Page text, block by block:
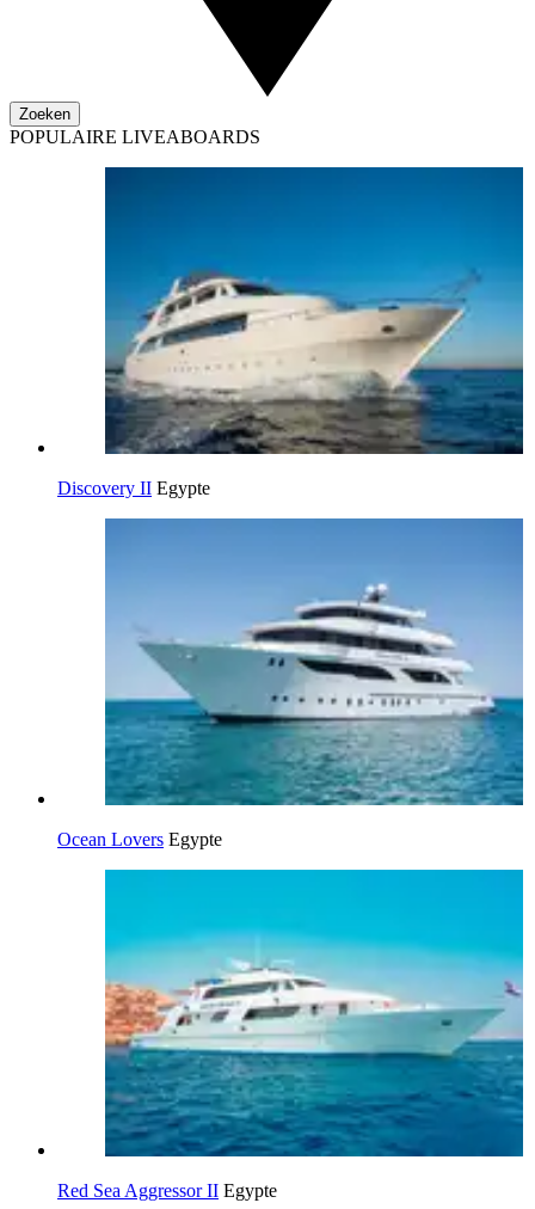
Zoeken
POPULAIRE LIVEABOARDS
Discovery II Egypte
Ocean Lovers Egypte
Red Sea Aggressor II Egypte